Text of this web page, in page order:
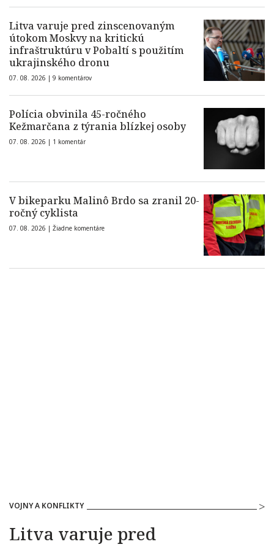
Litva varuje pred zinscenovaným
útokom Moskvy na kritickú
infraštruktúru v Pobaltí s použitím
ukrajinského dronu
07. 08. 2026 | 9 komentárov
Polícia obvinila 45-ročného
Kežmarčana z týrania blízkej osoby
07. 08. 2026 | 1 komentár
V bikeparku Malinô Brdo sa zranil 20-
ročný cyklista
07. 08. 2026 | Žiadne komentáre
VOJNY A KONFLIKTY
Litva varuje pred